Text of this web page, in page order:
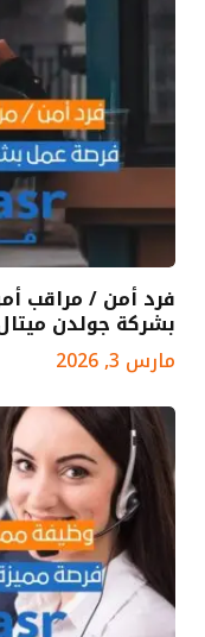
فرد أمن / مراقب
بشركة جولدن ميتال
مارس 3, 2026